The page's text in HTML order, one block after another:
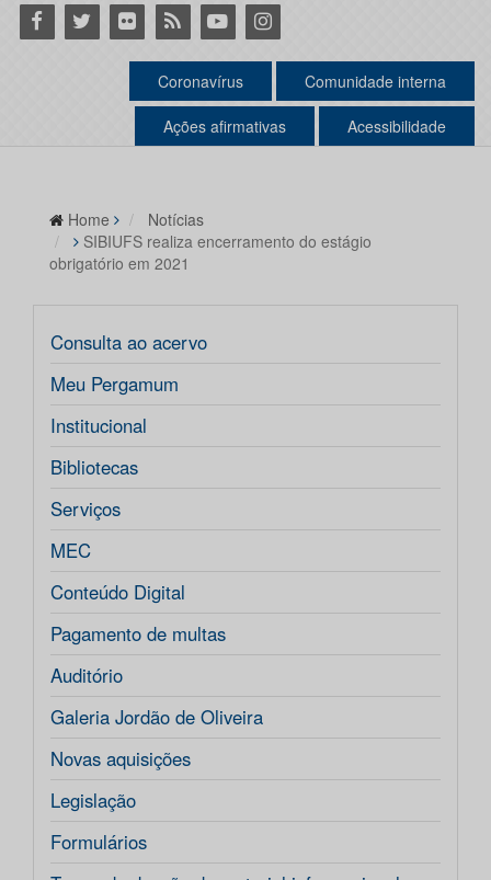
Facebook
Twitter Flickr RSS YoutubeInstagram
Coronavírus Comunidade interna
Ações afirmativas Acessibilidade
Home
Notícias
SIBIUFS realiza encerramento do estágio
obrigatório em 2021
Consulta ao acervo
Meu Pergamum
Institucional
Bibliotecas
Serviços
MEC
Conteúdo Digital
Pagamento de multas
Auditório
Galeria Jordão de Oliveira
Novas aquisições
Legislação
Formulários